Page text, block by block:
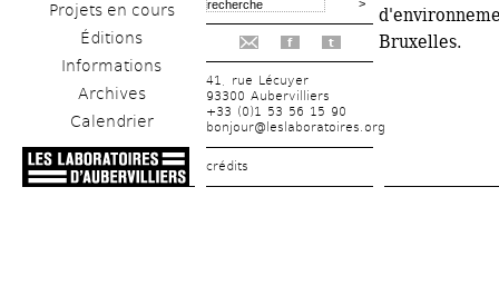
Projets en cours
Éditions
Informations
Archives
Calendrier
f t
41, rue Lécuyer
93300 Aubervilliers
+33 (0)1 53 56 15 90
bonjour@leslaboratoires.org
crédits
Bruxelles.